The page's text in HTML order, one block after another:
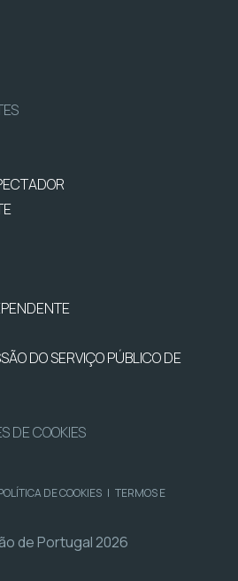
DO SERVIÇO PÚBLICO DE
DE COOKIES
DE COOKIES | TERMOS E
de Portugal 2026